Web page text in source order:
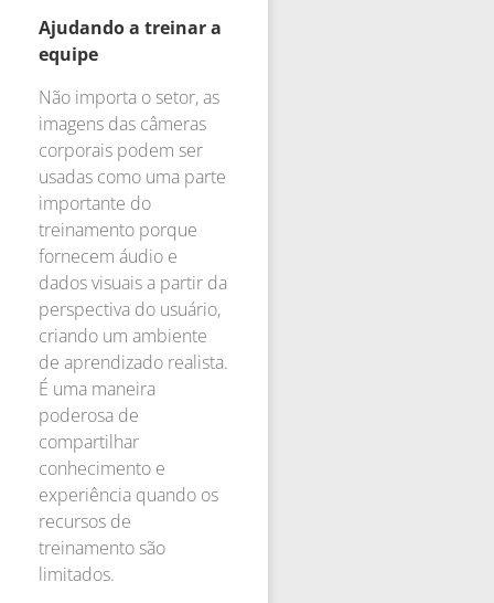
Ajudando a treinar a
equipe
Não importa o setor, as
imagens das câmeras
corporais podem ser
usadas como uma parte
importante do
treinamento porque
fornecem áudio e
dados visuais a partir da
perspectiva do usuário,
criando um ambiente
de aprendizado realista.
É uma maneira
poderosa de
compartilhar
conhecimento e
experiência quando os
recursos de
treinamento são
limitados.